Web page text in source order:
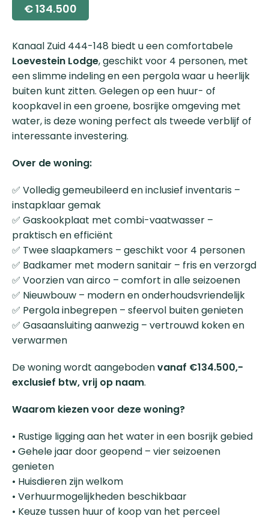
€134.500
Kanaal Zuid 444-148 biedt u een comfortabele
Loevestein Lodge, geschikt voor 4 personen, met
een slimme indeling en een pergola waar u heerlijk
buiten kunt zitten. Gelegen op een huur- of
koopkavel in een groene, bosrijke omgeving met
water, is deze woning perfect als tweede verblijf of
interessante investering.
Over de woning:
✅ Volledig gemeubileerd en inclusief inventaris –
instapklaar gemak
✅ Gaskookplaat met combi-vaatwasser –
praktisch en efficiënt
✅ Twee slaapkamers – geschikt voor 4 personen
✅ Badkamer met modern sanitair – fris en verzorgd
✅ Voorzien van airco – comfort in alle seizoenen
✅ Nieuwbouw – modern en onderhoudsvriendelijk
✅ Pergola inbegrepen – sfeervol buiten genieten
✅ Gasaansluiting aanwezig – vertrouwd koken en
verwarmen
De woning wordt aangebodenvanaf €134.500,-
exclusief btw, vrij op naam.
Waarom kiezen voor deze woning?
• Rustige ligging aan het water in een bosrijk gebied
• Gehele jaar door geopend – vier seizoenen
genieten
• Huisdieren zijn welkom
• Verhuurmogelijkheden beschikbaar
• Keuze tussen huur of koop van het perceel